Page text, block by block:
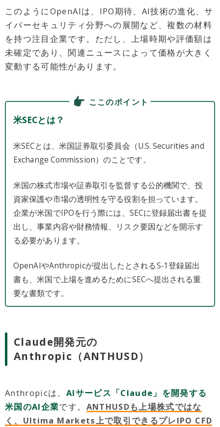
このようにOpenAIは、IPO期待、AI技術の進化、サ
イバーセキュリティ分野への展開など、複数の材料
を持つ注目企業です。ただし、上場時期や評価額は
未確定であり、関連ニュースによって価格が大きく
変動する可能性があります。
ここのポイント
米SECとは？
米SECとは、米国証券取引委員会（U.S. Securities and
Exchange Commission）のことです。
米国の株式市場や証券取引を監督する公的機関で、投
資家保護や市場の透明性を守る役割を担っています。
企業が米国でIPOを行う際には、SECに登録届出書を提
出し、事業内容や財務情報、リスク要因などを開示す
る必要があります。
OpenAIやAnthropicが提出したとされるS-1登録届出
書も、米国で上場を進めるためにSECへ提出される重
要な書類です。
Claude開発元の
Anthropic（ANTHUSD）
Anthropicは、 AIサービス「Claude」を開発する
米国のAI企業です。 ANTHUSDも上場株式ではな
く、Ultima Markets上で取引できるプレIPO CFD